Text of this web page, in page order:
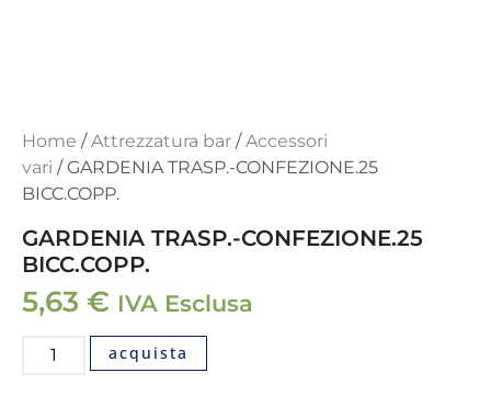
Home /Attrezzatura bar /Accessori
vari / GARDENIA TRASP.-CONFEZIONE.25
BICC.COPP.
GARDENIA TRASP.-CONFEZIONE.25
BICC.COPP.
5,63 € IVA Esclusa
acquista